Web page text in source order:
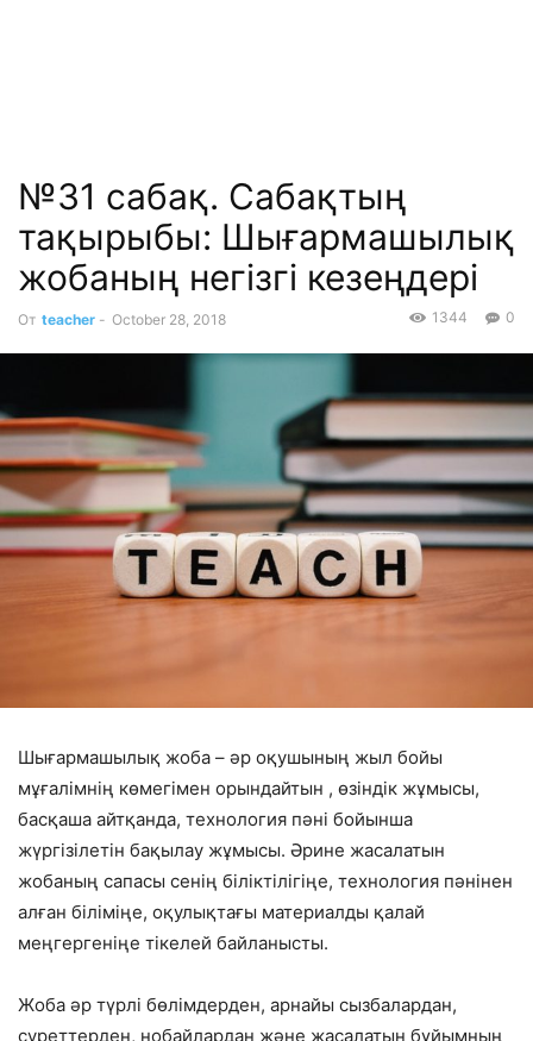
№31 сабақ. Сабақтың
тақырыбы: Шығармашылық
жобаның негізгі кезеңдері
От teacher - October 28, 2018 0
1344
Шығармашылық жоба – әр оқушының жыл бойы
мұғалімнің көмегімен орындайтын , өзіндік жұмысы,
басқаша айтқанда, технология пәні бойынша
жүргізілетін бақылау жұмысы. Әрине жасалатын
жобаның сапасы сенің біліктілігіңе, технология пәнінен
алған біліміңе, оқулықтағы материалды қалай
меңгергеніңе тікелей байланысты.
Жоба әр түрлі бөлімдерден, арнайы сызбалардан,
суреттерден, нобайлардан және жасалатын бұйымның